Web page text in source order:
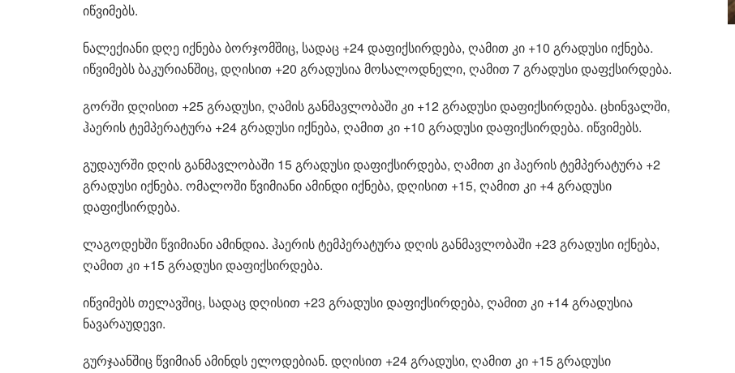
იწვიმებს.
ნალექიანი დღე იქნება ბორჯომშიც, სადაც +24 დაფიქსირდება, ღამით კი +10 გრადუსი იქნება.
იწვიმებს ბაკურიანშიც, დღისით +20 გრადუსია მოსალოდნელი, ღამით 7 გრადუსი დაფქსირდება.
გორში დღისით +25 გრადუსი, ღამის განმავლობაში კი +12 გრადუსი დაფიქსირდება. ცხინვალში,
ჰაერის ტემპერატურა +24 გრადუსი იქნება, ღამით კი +10 გრადუსი დაფიქსირდება. იწვიმებს.
გუდაურში დღის განმავლობაში 15 გრადუსი დაფიქსირდება, ღამით კი ჰაერის ტემპერატურა +2
გრადუსი იქნება. ომალოში წვიმიანი ამინდი იქნება, დღისით +15, ღამით კი +4 გრადუსი
დაფიქსირდება.
ლაგოდეხში წვიმიანი ამინდია. ჰაერის ტემპერატურა დღის განმავლობაში +23 გრადუსი იქნება,
ღამით კი +15 გრადუსი დაფიქსირდება.
იწვიმებს თელავშიც, სადაც დღისით +23 გრადუსი დაფიქსირდება, ღამით კი +14 გრადუსია
ნავარაუდევი.
გურჯაანშიც წვიმიან ამინდს ელოდებიან. დღისით +24 გრადუსი, ღამით კი +15 გრადუსი